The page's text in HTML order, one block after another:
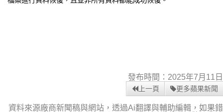
發布時間：2025年7月11日
上一頁 更多蘋果新聞
資料來源廠商新聞稿與網站，透過Ai翻譯與輔助編輯，如果錯